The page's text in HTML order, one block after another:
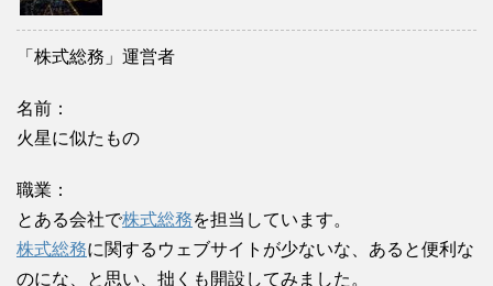
「株式総務」運営者
名前：
火星に似たもの
職業：
とある会社で株式総務を担当しています。
株式総務に関するウェブサイトが少ないな、あると便利な
のにな、と思い、拙くも開設してみました。